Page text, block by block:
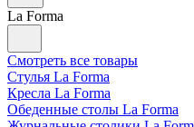
La Forma
Смотреть все товары
Стулья La Forma
Кресла La Forma
Обеденные столы La Forma